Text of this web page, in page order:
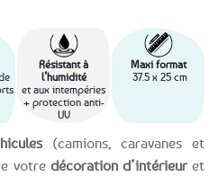
(camions, caravanes et
votre décoration d’intérieuret
Résistant à
l’humidité
et aux intempéries
+ protection anti-
UV
Maxi format
37.5 x 25 cm